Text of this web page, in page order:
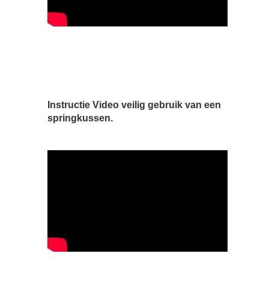
Instructie Video veilig gebruik van een
springkussen.